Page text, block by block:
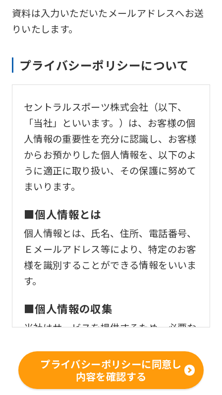
資料は入力いただいたメールアドレスへお送
りいたします。
プライバシーポリシーについて
セントラルスポーツ株式会社（以下、
「当社」といいます。）は、お客様の個
人情報の重要性を充分に認識し、お客様
からお預かりした個人情報を、以下のよ
うに適正に取り扱い、その保護に努めて
まいります。
■個人情報とは
個人情報とは、氏名、住所、電話番号、
Ｅメールアドレス等により、特定のお客
様を識別することができる情報をいいま
す。
■個人情報の収集
当社はサービスを提供するため、必要な
客様の個人情報を収集いたします。
■個人情報の利用
プライバシーポリシーに同意し
内容を確認する